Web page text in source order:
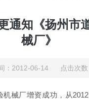
通知《扬州市
械厂》
：2012-06-14 点击次数
机械厂增资成功，从